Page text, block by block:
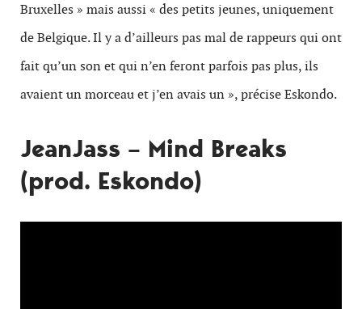
Bruxelles » mais aussi « des petits jeunes, uniquement
de Belgique. Il y a d’ailleurs pas mal de rappeurs qui ont
fait qu’un son et qui n’en feront parfois pas plus, ils
avaient un morceau et j’en avais un », précise Eskondo.
JeanJass – Mind Breaks
(prod. Eskondo)